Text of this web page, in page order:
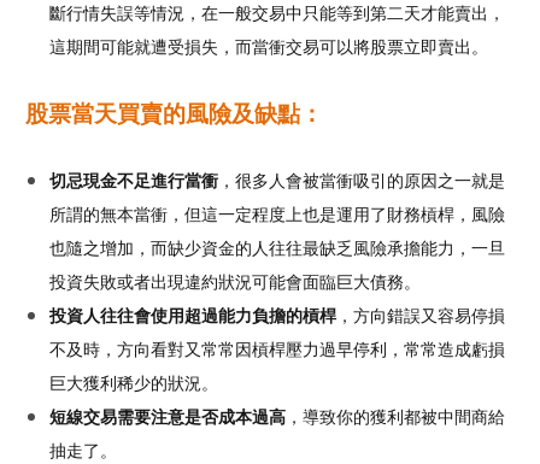
斷行情失誤等情況，在一般交易中只能等到第二天才能賣出，
這期間可能就遭受損失，而當衝交易可以將股票立即賣出。
股票當天買賣的風險及缺點：
切忌現金不足進行當衝 ，很多人會被當衝吸引的原因之一就是
所謂的無本當衝，但這一定程度上也是運用了財務槓桿，風險
也隨之增加，而缺少資金的人往往最缺乏風險承擔能力，一旦
投資失敗或者出現違約狀況可能會面臨巨大債務。
投資人往往會使用超過能力負擔的槓桿，方向錯誤又容易停損
不及時，方向看對又常常因槓桿壓力過早停利，常常造成虧損
巨大獲利稀少的狀況。
短線交易需要注意是否成本過高 ，導致你的獲利都被中間商給
抽走了。